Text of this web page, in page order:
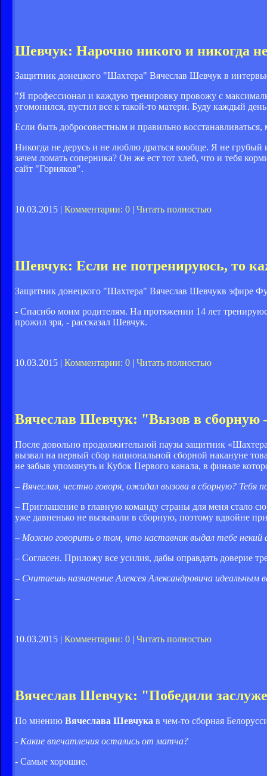
Шевчук: Нарочно никого и никогда
Защитник донецкого "Шахтера" Вячеслав Шевчук в
"Я профессионал и каждую тренировку провожу с
угомонился, пустил все к такой-то матери. Буду каждый
Если быть добросовестным и правильно
Никогда не дерусь и не люблю драться вообще. Я не
зачем ломать соперника? Он же ест тот хлеб, что и тебя
сайт "Горняков".
10.03.2015 | Комментарии: 0 | Читать полностью
Шевчук: Если не потренируюсь, то
Защитник донецкого "Шахтера" Вячеслав Шевчукв эфире
- Спасибо моим родителям. На протяжении 14 лет
прожил зря, - рассказал Шевчук.
10.03.2015 | Комментарии: 0 | Читать полностью
Вячеслав Шевчук: "Вызов в сборную
После довольно продолжительной паузы защитник
вызвал на первый сбор национальной сборной накануне
не забыв упомянуть и Кубок Первого канала, в финале
– Вячеслав, честно говоря, ожидал вызова в сборную?
– Приглашение в главную команду страны для меня стало
уже давненько не вызывали в сборную, поэтому вдвойне
– Можно говорить о том, что наставник выдал тебе некий
– Согласен. Приложу все усилия, дабы оправдать доверие
– Считаешь назначение Алексея Александровича
–
10.03.2015 | Комментарии: 0 | Читать полностью
Вячеслав Шевчук: "Победили
По мнению Вячеслава Шевчука в чем-то сборная
- Какие впечатления остались от матча?
- Самые хорошие.